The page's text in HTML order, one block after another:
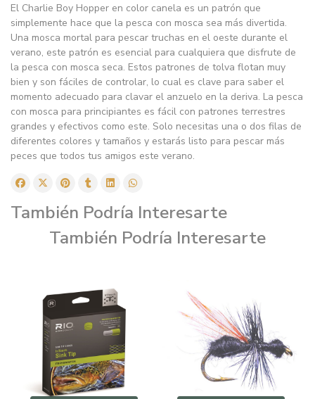
El Charlie Boy Hopper en color canela es un patrón que
simplemente hace que la pesca con mosca sea más divertida.
Una mosca mortal para pescar truchas en el oeste durante el
verano, este patrón es esencial para cualquiera que disfrute de
la pesca con mosca seca. Estos patrones de tolva flotan muy
bien y son fáciles de controlar, lo cual es clave para saber el
momento adecuado para clavar el anzuelo en la deriva. La pesca
con mosca para principiantes es fácil con patrones terrestres
grandes y efectivos como este. Solo necesitas una o dos filas de
diferentes colores y tamaños y estarás listo para pescar más
peces que todos tus amigos este verano.
También Podría Interesarte
También Podría Interesarte